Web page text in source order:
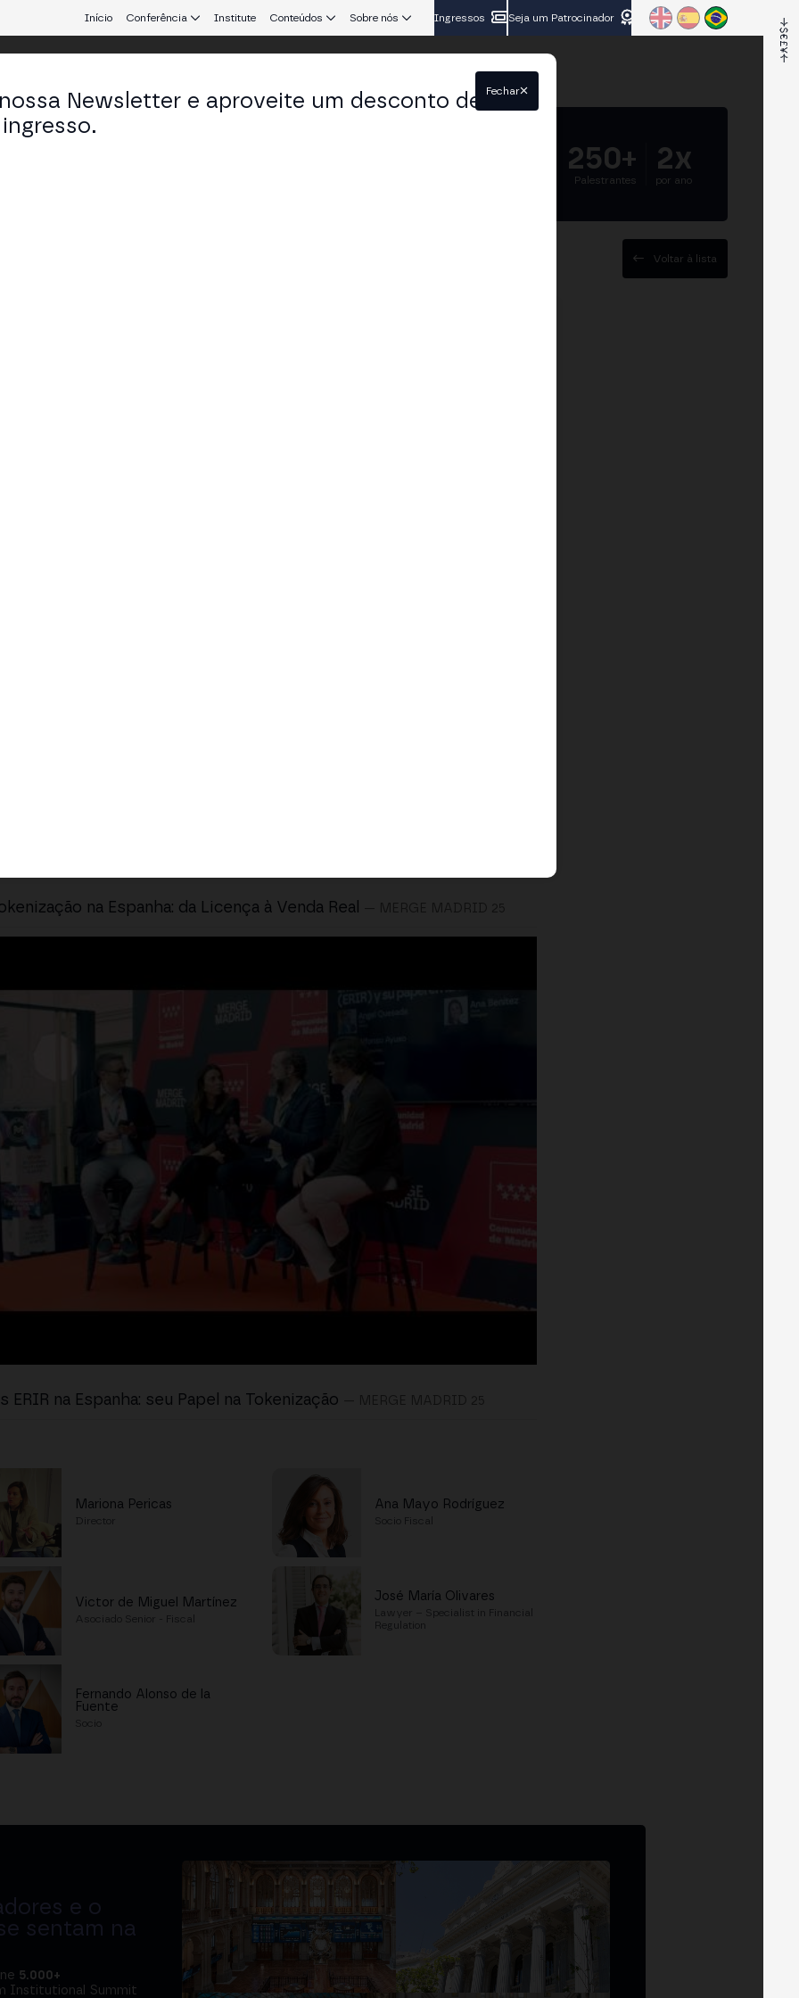
Início Conferência Institute Conteúdos Sobre nós Ingressos Seja um Patrocinador
250+
Palestrantes
2x
por ano
Voltar à lista
na Espanha: da Licença à Venda Real
ERIR na Espanha: seu Papel na Tokenização
Mariona Pericas
Director
Ana Mayo Rodríguez
Socio Fiscal
Victor de Miguel Martínez
Asociado Senior - Fiscal
José María Olivares
Lawyer – Specialist in Financial
Regulation
Fernando Alonso de la
Fuente
Socio
e o
sentam na
5.000+
Institutional Summit
Newsletter e aproveite um desconto de
Fechar